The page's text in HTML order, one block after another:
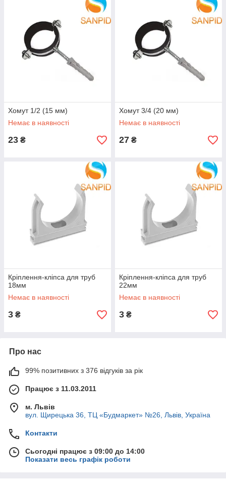
Хомут 1/2 (15 мм)
Немає в наявності
23 ₴
Хомут 3/4 (20 мм)
Немає в наявності
27 ₴
Кріплення-кліпса для труб
18мм
Немає в наявності
3 ₴
Кріплення-кліпса для труб
22мм
Немає в наявності
3 ₴
Про нас
99% позитивних з 376 відгуків за рік
Працює з 11.03.2011
м. Львів
вул. Щирецька 36, ТЦ «Будмаркет» №26, Львів, Україна
Контакти
Сьогодні працює з 09:00 до 14:00
Показати весь графік роботи